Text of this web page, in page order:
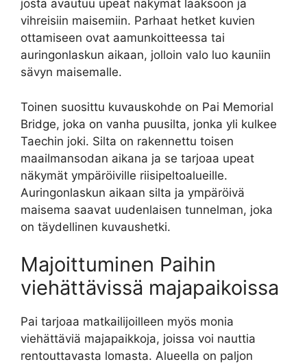
josta avautuu upeat näkymät laaksoon ja
vihreisiin maisemiin. Parhaat hetket kuvien
ottamiseen ovat aamunkoitteessa tai
auringonlaskun aikaan, jolloin valo luo kauniin
sävyn maisemalle.
Toinen suosittu kuvauskohde on Pai Memorial
Bridge, joka on vanha puusilta, jonka yli kulkee
Taechin joki. Silta on rakennettu toisen
maailmansodan aikana ja se tarjoaa upeat
näkymät ympäröiville riisipeltoalueille.
Auringonlaskun aikaan silta ja ympäröivä
maisema saavat uudenlaisen tunnelman, joka
on täydellinen kuvaushetki.
Majoittuminen Paihin
viehättävissä majapaikoissa
Pai tarjoaa matkailijoilleen myös monia
viehättäviä majapaikkoja, joissa voi nauttia
rentouttavasta lomasta. Alueella on paljon